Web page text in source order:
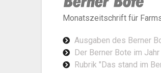
Monatszeitschrift für
Ausgaben des Berner
Der Berner Bote im
Rubrik "Das stand im